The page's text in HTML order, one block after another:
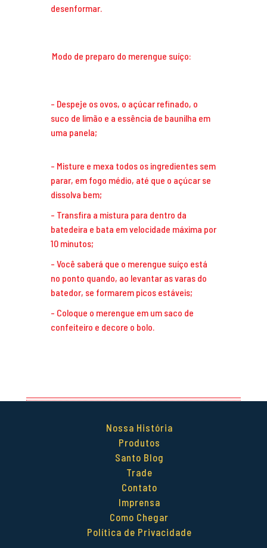
desenformar.
Modo de preparo do merengue suíço:
Despeje os ovos, o açúcar refinado, o
suco de limão e a essência de baunilha em
uma panela;
Misture e mexa todos os ingredientes sem
parar, em fogo médio, até que o açúcar se
dissolva bem;
Transfira a mistura para dentro da
batedeira e bata em velocidade máxima por
10 minutos;
Você saberá que o merengue suíço está
no ponto quando, ao levantar as varas do
batedor, se formarem picos estáveis;
Coloque o merengue em um saco de
confeiteiro e decore o bolo.
Nossa História
Produtos
Santo Blog
Trade
Contato
Imprensa
Como Chegar
Política de Privacidade